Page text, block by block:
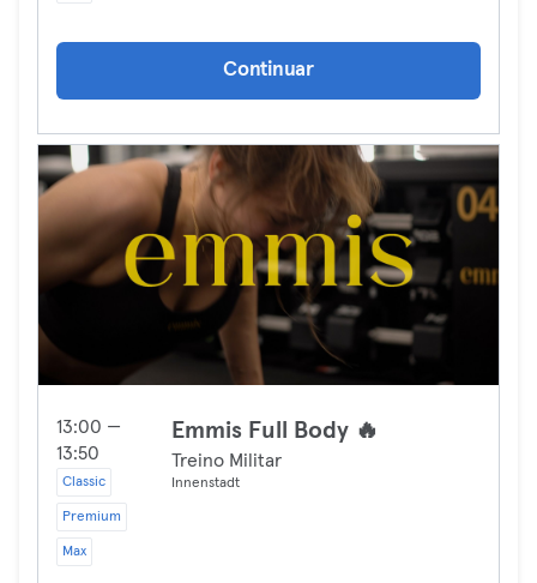
Continuar
13:00 —
13:50
Classic
Premium
Max
Emmis Full Body 🔥
Treino Militar
Innenstadt